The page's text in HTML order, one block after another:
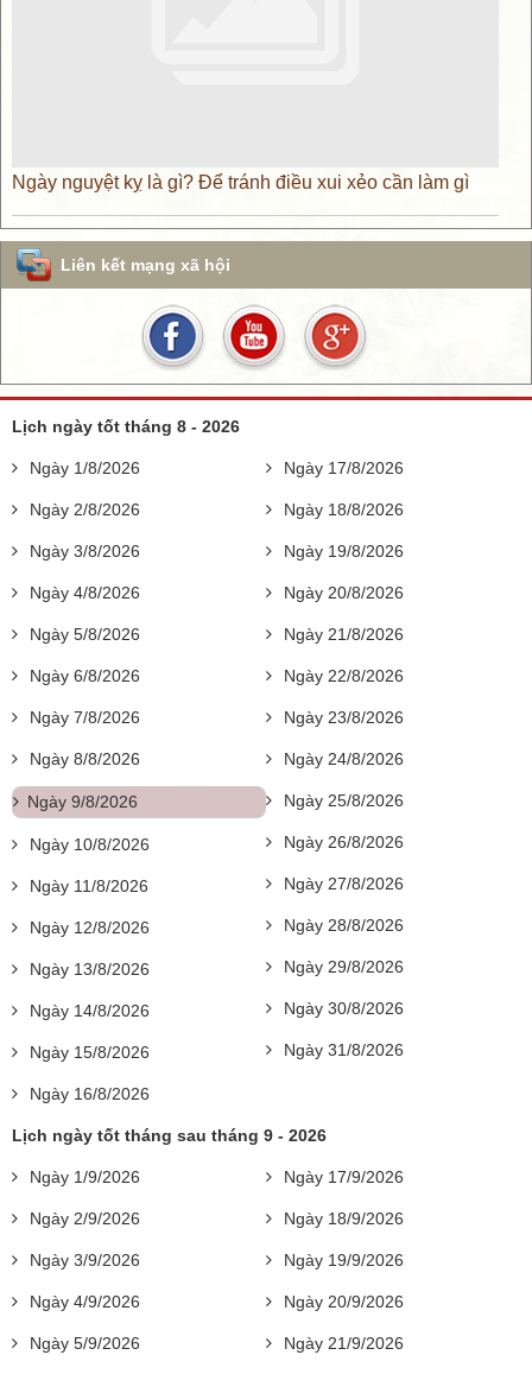
Ngày nguyệt kỵ là gì? Để tránh điều xui xẻo cần làm gì
Liên kết mạng xã hội
Lịch ngày tốt tháng 8 - 2026
Ngày 1/8/2026
Ngày 2/8/2026
Ngày 3/8/2026
Ngày 4/8/2026
Ngày 5/8/2026
Ngày 6/8/2026
Ngày 7/8/2026
Ngày 8/8/2026
Ngày 9/8/2026
Ngày 10/8/2026
Ngày 11/8/2026
Ngày 12/8/2026
Ngày 13/8/2026
Ngày 14/8/2026
Ngày 15/8/2026
Ngày 16/8/2026
Ngày 17/8/2026
Ngày 18/8/2026
Ngày 19/8/2026
Ngày 20/8/2026
Ngày 21/8/2026
Ngày 22/8/2026
Ngày 23/8/2026
Ngày 24/8/2026
Ngày 25/8/2026
Ngày 26/8/2026
Ngày 27/8/2026
Ngày 28/8/2026
Ngày 29/8/2026
Ngày 30/8/2026
Ngày 31/8/2026
Lịch ngày tốt tháng sau tháng 9 - 2026
Ngày 1/9/2026
Ngày 2/9/2026
Ngày 3/9/2026
Ngày 4/9/2026
Ngày 5/9/2026
Ngày 17/9/2026
Ngày 18/9/2026
Ngày 19/9/2026
Ngày 20/9/2026
Ngày 21/9/2026